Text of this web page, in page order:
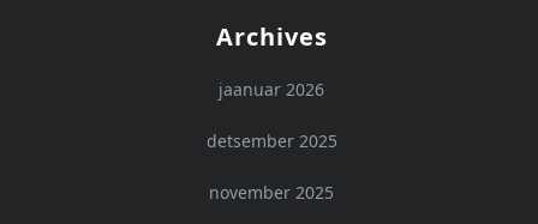
Archives
jaanuar 2026
detsember 2025
november 2025